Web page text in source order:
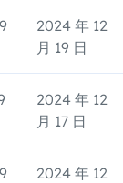
2024 年 12
月 19 日
2024 年 12
月 17 日
2024 年 12